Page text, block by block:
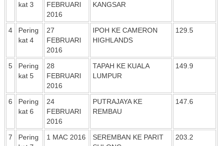
kat 3
FEBRUARI
2016
KANGSAR
4
Pering
kat 4
27
FEBRUARI
2016
IPOH KE CAMERON
HIGHLANDS
129.5
5
Pering
kat 5
28
FEBRUARI
2016
TAPAH KE KUALA
LUMPUR
149.9
6
Pering
kat 6
24
FEBRUARI
2016
PUTRAJAYA KE
REMBAU
147.6
7
Pering
1 MAC 2016
SEREMBAN KE PARIT
203.2